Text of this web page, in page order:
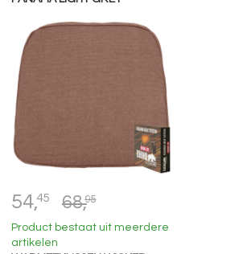
54,45 68,95
Product bestaat uit meerdere
artikelen